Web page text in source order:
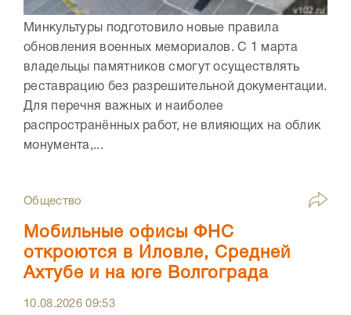
Минкультуры подготовило новые правила
обновления военных мемориалов. С 1 марта
владельцы памятников смогут осуществлять
реставрацию без разрешительной документации.
Для перечня важных и наиболее
распространённых работ, не влияющих на облик
монумента,...
Общество
Мобильные офисы ФНС
откроются в Иловле, Средней
Ахтубе и на юге Волгограда
10.08.202609:53